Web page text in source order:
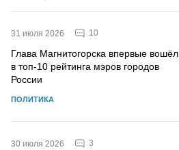
31 июля 2026 10
Глава Магнитогорска впервые вошёл
в топ-10 рейтинга мэров городов
России
ПОЛИТИКА
30 июля 2026 3